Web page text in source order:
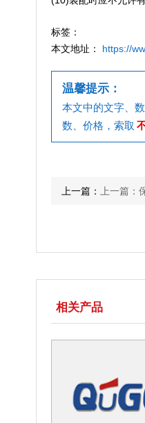
标签：
本文地址： https://
温馨提示：
本文中的文字、
数、价格，索取
上一篇： 上一篇：
相关产品